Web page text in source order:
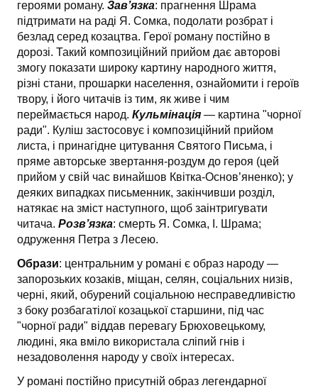
героями роману. Зав’язка: прагнення Шрама
підтримати на раді Я. Сомка, по­долати розбрат і
безлад серед козацтва. Герої роману постійно в
дорозі. Такий ком­позиційний прийом дає авторові
змогу показати широку картину народного життя,
різні стани, прошарки населення, ознайомити і героїв
твору, і його читачів із тим, як живе і чим
переймається народ. Кульмінація — картина "чорної
ради". Куліш застосовує і компо­зиційний прийом
листа, і принагідне цитування Святого Письма, і
пряме авторське звертання-роздум до героя (цей
прийом у свій час винайшов Квітка-Основ’яненко); у
деяких випадках письменник, закінчивши розділ,
натякає на зміст наступного, щоб заінтригувати
читача. Розв’язка: смерть Я. Сомка, І. Шрама;
одруження Петра з Ле­сею.
Образи: центральним у романі є образ народу —
запорозьких козаків, міщан, селян, соціальних низів,
черні, який, обурений соціальною несправедливістю
з боку розбагатілої козацької старшини, під час
"чорної ради" віддав перевагу Брюховецькому,
людині, яка вміло використала сліпий гнів і
незадоволення народу у своїх інтересах.
У романі постійно присутній образ легендарної